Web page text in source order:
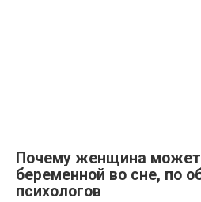
Почему женщина может
беременной во сне, по
психологов